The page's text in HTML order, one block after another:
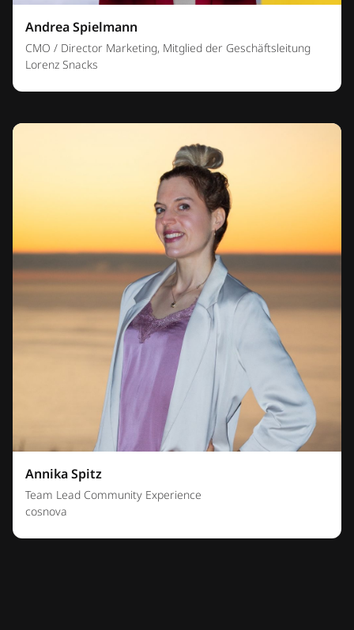
Andrea Spielmann
CMO / Director Marketing, Mitglied der Geschäftsleitung
Lorenz Snacks
Annika Spitz
Team Lead Community Experience
cosnova